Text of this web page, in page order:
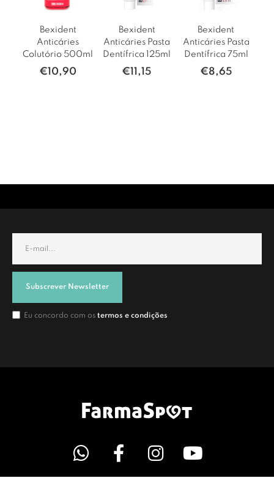
Bexident
Anticáries
Colutório 500ml
€10,90
Bexident
Anticáries Pasta
Dentífrica 125ml
€11,15
Bexident
Anticáries Pasta
Dentífrica 75ml
€8,65
Subscrever Newsletter
Eu concordo com os termos e condições